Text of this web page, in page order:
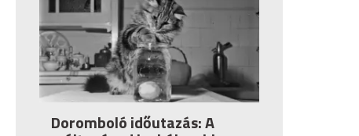
Doromboló időutazás: A